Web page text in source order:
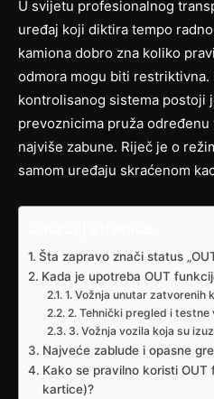
U svijetu profesionalnog
uređaj koji diktira tempo
kamiona dobro zna koliko
odmora mogu biti
kontrolisanog sistema postoji
prevoznicima pruža
najviše zabune. Riječ je o
samom uređaju skraćenom
Šta zapravo znači status
Kada je upotreba OUT
1. Vožnja unutar zatvorenih
2. Tehnički pregled i
3. Vožnja vozila koja su
Najveće zablude i opasne
Kako se pravilno koristi OUT
kartice)?